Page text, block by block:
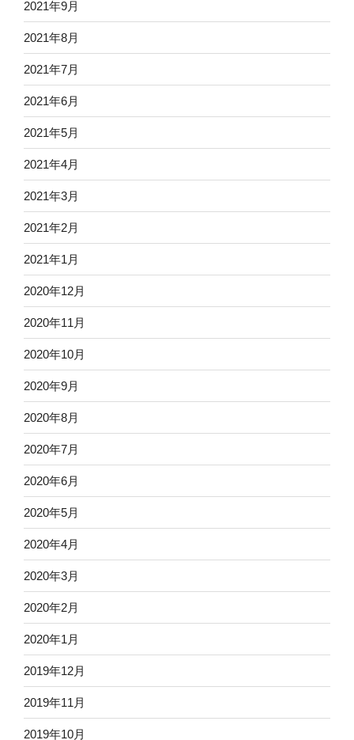
2021年9月
2021年8月
2021年7月
2021年6月
2021年5月
2021年4月
2021年3月
2021年2月
2021年1月
2020年12月
2020年11月
2020年10月
2020年9月
2020年8月
2020年7月
2020年6月
2020年5月
2020年4月
2020年3月
2020年2月
2020年1月
2019年12月
2019年11月
2019年10月